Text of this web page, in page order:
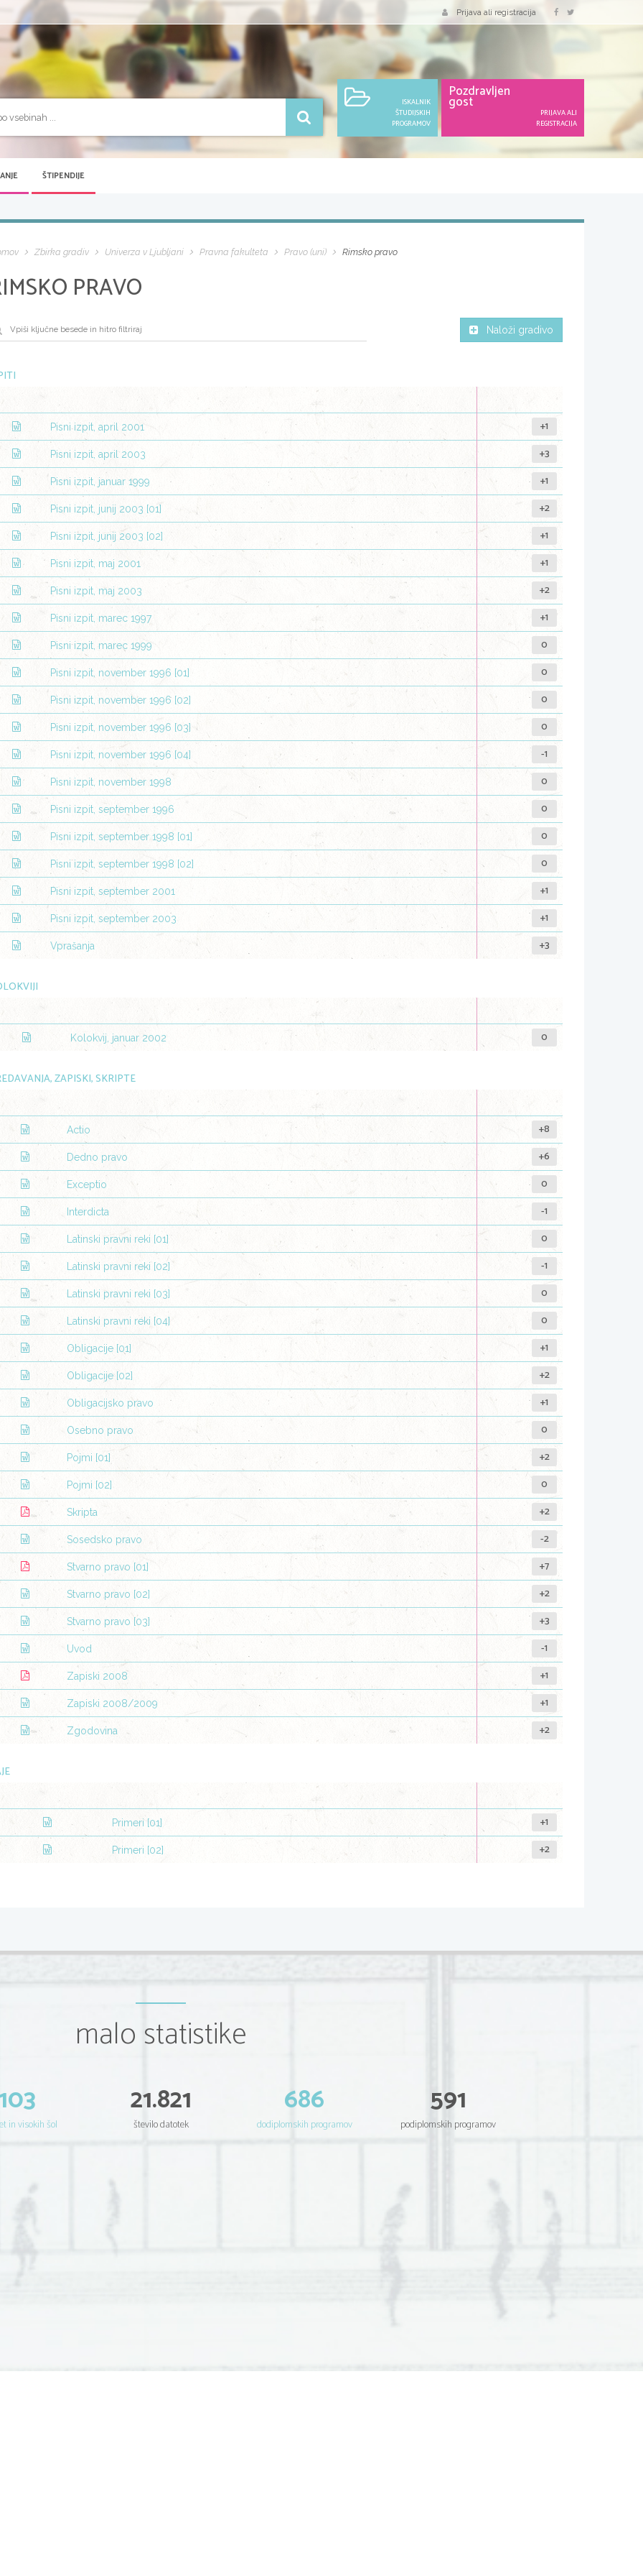
Prijava ali registracija
ISKALNIK
ŠTUDIJSKIH
PROGRAMOV
Pozdravljen
gost
PRIJAVA ALI
REGISTRACIJA
ŠTIPENDIJE
Zbirka gradiv Univerza v Ljubljani Pravna fakulteta Pravo (uni) Rimsko pravo
PRAVO
Naloži gradivo
Pisni izpit, april 2001 +1
Pisni izpit, april 2003 +3
Pisni izpit, januar 1999 +1
Pisni izpit, junij 2003 [01] +2
Pisni izpit, junij 2003 [02] +1
Pisni izpit, maj 2001 +1
Pisni izpit, maj 2003 +2
Pisni izpit, marec 1997 +1
Pisni izpit, marec 1999 0
Pisni izpit, november 1996 [01] 0
Pisni izpit, november 1996 [02] 0
Pisni izpit, november 1996 [03] 0
Pisni izpit, november 1996 [04] -1
Pisni izpit, november 1998 0
Pisni izpit, september 1996 0
Pisni izpit, september 1998 [01] 0
Pisni izpit, september 1998 [02] 0
Pisni izpit, september 2001 +1
Pisni izpit, september 2003 +1
Vprašanja +3
Kolokvij, januar 2002 0
ZAPISKI, SKRIPTE
Actio +8
Dedno pravo +6
Exceptio 0
Interdicta -1
Latinski pravni reki [01] 0
Latinski pravni reki [02] -1
Latinski pravni reki [03] 0
Latinski pravni reki [04] 0
Obligacije [01] +1
Obligacije [02] +2
Obligacijsko pravo +1
Osebno pravo 0
Pojmi [01] +2
Pojmi [02] 0
Skripta +2
Sosedsko pravo -2
Stvarno pravo [01] +7
Stvarno pravo [02] +2
Stvarno pravo [03] +3
Uvod -1
Zapiski 2008 +1
Zapiski 2008/2009 +1
Zgodovina +2
Primeri [01] +1
Primeri [02] +2
malo statistike
in visokih šol
21.821
število datotek
686
dodiplomskih programov
591
podiplomskih programov